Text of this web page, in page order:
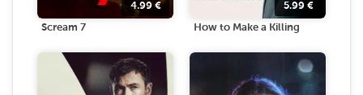
4.99€
Scream 7
5.99 €
How to Make a Killing